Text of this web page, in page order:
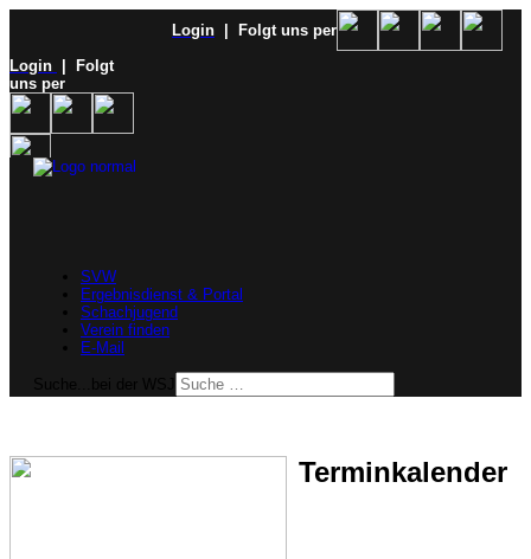
Login
| Folgt uns per
Login
| Folgt
uns per
SVW
Ergebnisdienst & Portal
Schachjugend
Verein finden
E-Mail
Terminkalender